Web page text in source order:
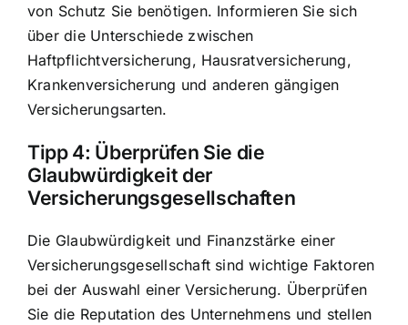
von Schutz Sie benötigen. Informieren Sie sich
über die Unterschiede zwischen
Haftpflichtversicherung, Hausratversicherung,
Krankenversicherung und anderen gängigen
Versicherungsarten.
Tipp 4: Überprüfen Sie die
Glaubwürdigkeit der
Versicherungsgesellschaften
Die Glaubwürdigkeit und Finanzstärke einer
Versicherungsgesellschaft sind wichtige Faktoren
bei der Auswahl einer Versicherung. Überprüfen
Sie die Reputation des Unternehmens und stellen